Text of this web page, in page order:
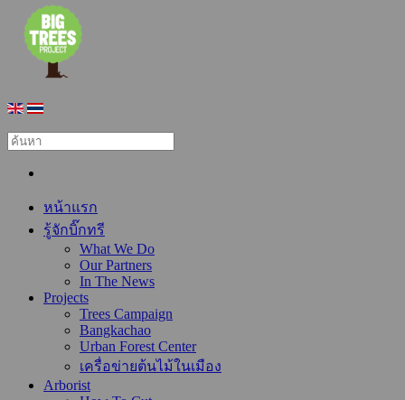
หน้าแรก
รู้จักบิ๊กทรี
What We Do
Our Partners
In The News
Projects
Trees Campaign
Bangkachao
Urban Forest Center
เครื่อข่ายต้นไม้ในเมือง
Arborist